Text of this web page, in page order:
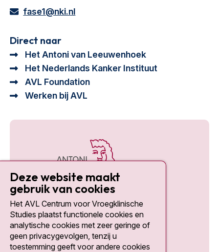
fase1@nki.nl
Direct naar
Het Antoni van Leeuwenhoek
Het Nederlands Kanker Instituut
AVL Foundation
Werken bij AVL
Social media
Deze website maakt
gebruik van cookies
Het AVL Centrum voor Vroegklinische
Studies plaatst functionele cookies en
analytische cookies met zeer geringe of
geen privacygevolgen, tenzij u
toestemming geeft voor andere cookies